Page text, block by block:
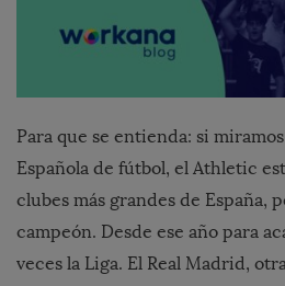
Para que se entienda: si
Española de fútbol, el Athletic
clubes más grandes de España,
campeón. Desde ese año para
veces la Liga. El Real Madrid,